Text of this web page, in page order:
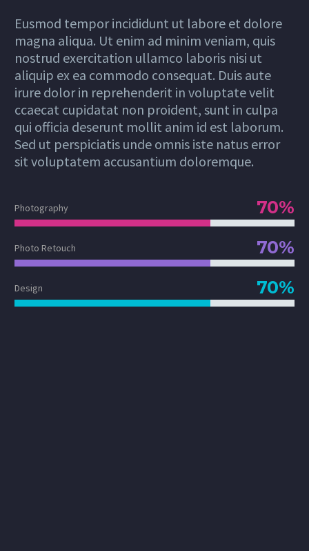
Eusmod tempor incididunt ut labore et dolore
magna aliqua. Ut enim ad minim veniam, quis
nostrud exercitation ullamco laboris nisi ut
aliquip ex ea commodo consequat. Duis aute
irure dolor in reprehenderit in voluptate velit
ccaecat cupidatat non proident, sunt in culpa
qui officia deserunt mollit anim id est laborum.
Sed ut perspiciatis unde omnis iste natus error
sit voluptatem accusantium doloremque.
Photography 70%
Photo Retouch 70%
Design 70%